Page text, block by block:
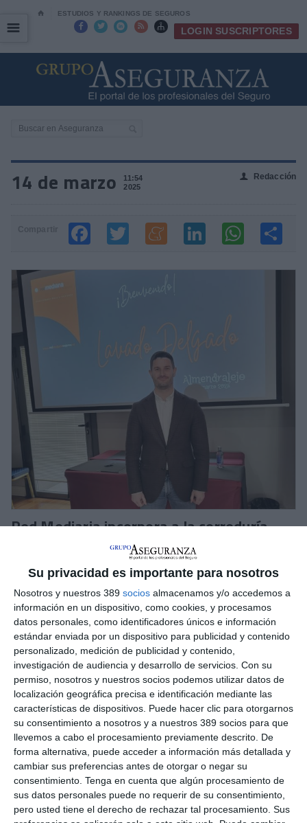
Su privacidad es importante para nosotros
Nosotros y nuestros 389 socios almacenamos y/o accedemos a
información en un dispositivo, como cookies, y procesamos
datos personales, como identificadores únicos e información
estándar enviada por un dispositivo para publicidad y contenido
personalizado, medición de publicidad y contenido,
investigación de audiencia y desarrollo de servicios. Con su
permiso, nosotros y nuestros socios podemos utilizar datos de
localización geográfica precisa e identificación mediante las
características de dispositivos. Puede hacer clic para otorgarnos
su consentimiento a nosotros y a nuestros 389 socios para que
llevemos a cabo el procesamiento previamente descrito. De
forma alternativa, puede acceder a información más detallada y
cambiar sus preferencias antes de otorgar o negar su
consentimiento. Tenga en cuenta que algún procesamiento de
sus datos personales puede no requerir de su consentimiento,
pero usted tiene el derecho de rechazar tal procesamiento. Sus
⌂ ESTUDIOS Y RANKINGS DE SEGUROS
     LOGIN SUSCRIPTORES
☰
☰
14 de marzo
11:54
2025
👤 Redacción
Red Mediaria incorpora a la correduría
pacense Lavado Delgado
sigue ampliando su red de corredurías
asociadas. En esta ocasión, haincorporado a Lavado
Delgado
, correduría de Badajoz con más de 20 años de
experiencia y que cuenta con 2 oficinas, en
Almendralejo y
"Estamos encantados de dar la bienvenida a Lavado Delgado,
S.L. a Red Mediaria. Compartimos valores como la
profesionalidad, la atención personalizada y el compromiso con
la mejora continua. Sin duda, esta unión traerá grandes
beneficios tanto para su equipo como para sus clientes", ha
señalado Alfonso Pérez, presidente ejecutivo de Red
Con esta nueva adhesión, Red Mediaria continúa su proceso
de crecimiento y consolidación. Además, esta alianza permitirá
a la correduría pacense acceder a nuevas herramientas,
sinergias y ventajas competitivas.
Si quiere recibir diariamente y GRATIS noticias como esta,
pinche aquí.